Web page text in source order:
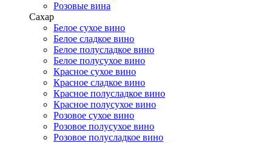
Розовые вина
Сахар
Белое сухое вино
Белое сладкое вино
Белое полусладкое вино
Белое полусухое вино
Красное сухое вино
Красное сладкое вино
Красное полусладкое вино
Красное полусухое вино
Розовое сухое вино
Розовое полусухое вино
Розовое полусладкое вино